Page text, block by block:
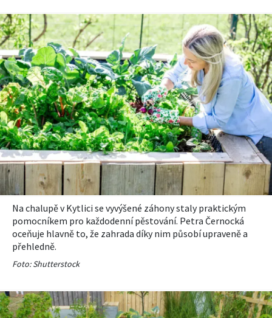
Na chalupě v Kytlici se vyvýšené záhony staly praktickým
pomocníkem pro každodenní pěstování. Petra Černocká
oceňuje hlavně to, že zahrada díky nim působí upraveně a
přehledně.
Foto: Shutterstock